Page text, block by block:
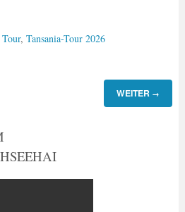
, Tansania-Tour 2026
WEITER →